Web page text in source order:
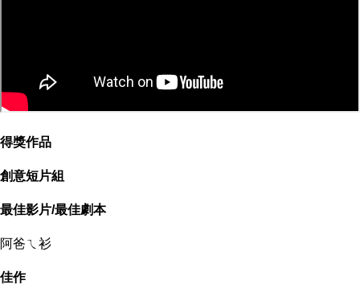
得獎作品
創意短片組
最佳影片/最佳劇本
阿爸ㄟ衫
佳作